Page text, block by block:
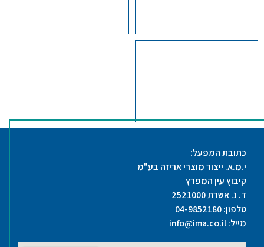
כתובת המפעל:
י.מ.א. ייצור מוצרי אריזה בע"מ
קיבוץ עין המפרץ
ד. נ. אשרת 2521000
טלפון:04-9852180
מייל:info@ima.co.il